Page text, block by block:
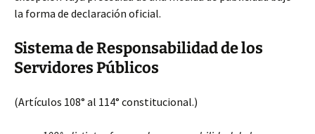
la forma de declaración oficial.
Sistema de Responsabilidad de los
Servidores Públicos
(Artículos 108° al 114° constitucional.)